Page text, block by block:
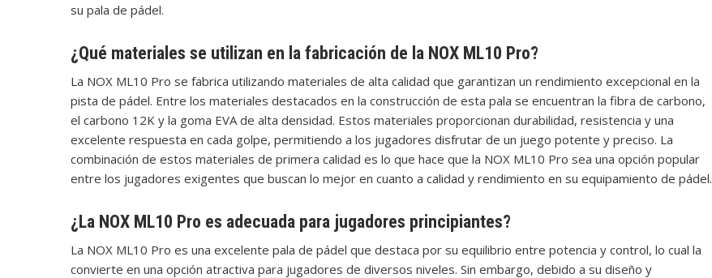
su pala de pádel.
¿Qué materiales se utilizan en la fabricación de la NOX ML10 Pro?
La NOX ML10 Pro se fabrica utilizando materiales de alta calidad que garantizan un rendimiento excepcional en la
pista de pádel. Entre los materiales destacados en la construcción de esta pala se encuentran la fibra de carbono,
el carbono 12K y la goma EVA de alta densidad. Estos materiales proporcionan durabilidad, resistencia y una
excelente respuesta en cada golpe, permitiendo a los jugadores disfrutar de un juego potente y preciso. La
combinación de estos materiales de primera calidad es lo que hace que la NOX ML10 Pro sea una opción popular
entre los jugadores exigentes que buscan lo mejor en cuanto a calidad y rendimiento en su equipamiento de pádel.
¿La NOX ML10 Pro es adecuada para jugadores principiantes?
La NOX ML10 Pro es una excelente pala de pádel que destaca por su equilibrio entre potencia y control, lo cual la
convierte en una opción atractiva para jugadores de diversos niveles. Sin embargo, debido a su diseño y